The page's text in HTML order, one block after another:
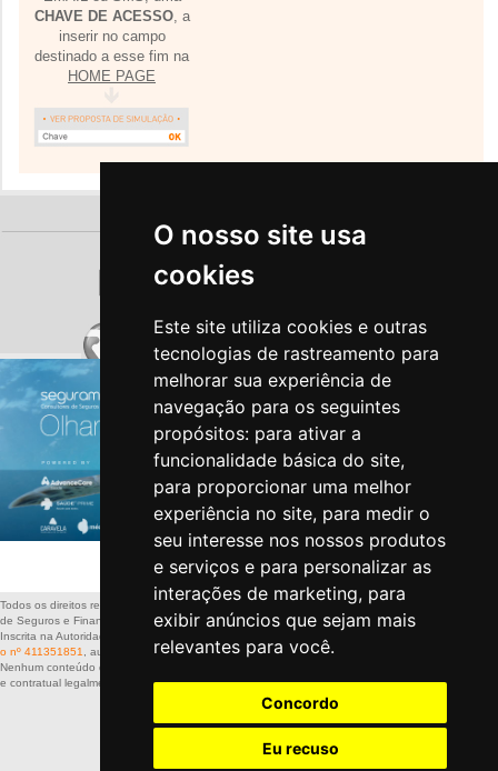
O nosso site usa
cookies
Este site utiliza cookies e outras
tecnologias de rastreamento para
melhorar sua experiência de
navegação para os seguintes
propósitos: para ativar a
funcionalidade básica do site,
para proporcionar uma melhor
experiência no site, para medir o
seu interesse nos nossos produtos
e serviços e para personalizar as
interações de marketing, para
exibir anúncios que sejam mais
relevantes para você.
Concordo
Eu recuso
CHAVE DE ACESSO, a
inserir no campo
destinado a esse fim na
HOME PAGE
Politica de Privacidade -Politica de Cookies
Todos os direitos reservados a: SEGURAMENTE – Sociedade de Mediação
de Seguros e Financiamentos, Lda
Inscrita na Autoridade de Supervisão de Seguros e Fundos de Pensões
o nº 411351851
, autorizada a exercer actividade nos ramos Vida e Não-Vida
Nenhum conteúdo deste site dispensa a leitura da informação pré-contratual
e contratual legalmente exigida.